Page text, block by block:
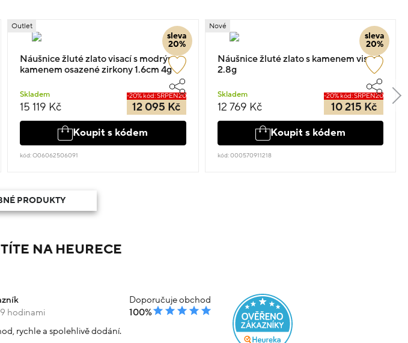
sleva
20%
Outlet
Náušnice žluté zlato visací s modrým
kamenem osazené zirkony 1.6cm 4g
Skladem
15 119 Kč
-20% kód: SRPEN20
12 095 Kč
Koupit s kódem
kód: O06062506091
sleva
20%
Nové
Náušnice žluté zlato s kamenem visací
2.8g
Skladem
12 769 Kč
-20% kód: SRPEN20
10 215 Kč
Koupit s kódem
kód: 000570911218
PRODUKTY
NA HEURECE
hodinami
Doporučuje obchod
100%
rychle a spolehlivě dodání.